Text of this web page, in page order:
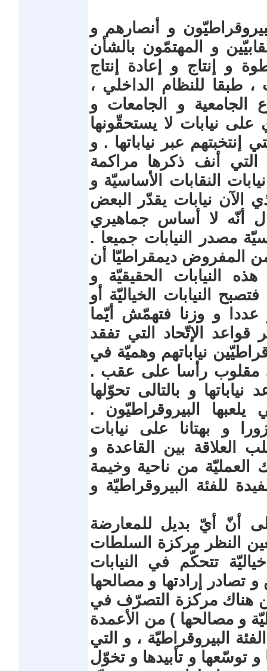
و أنصارهم و
و المهتمّون بالشأن
و إنتاج و إعادة إنتاج
، طبقا للنظام الداخلي ،
الجامعية و الجامعات و
على نيابات لا يستحقّونها
إنتخبتهم عبر نياباتها . و
التي أنف ذكرها مراكمة
النقابات الأساسيّة و
الآن نيابات يقدّر البعض
أنّه لا أساس جماهيري
مصدر النيابات جميعا .
المفروض ديمقراطيّا أن
النيابات الحقيقيّة و
النيابات الخياليّة أو
عددا و وزنا فتهمّش أيّما
قواعد الإتّحاد التي تفقد
نياباتهم وهميّة في
مقلوب رأسا على عقب .
و بالتالى تحوّلها
البيروقراطيّون .
و بهتانا على نيابات
العلاقة بين القاعدة و
من ناحية وخيمة
للفئة البيروقراطيّة و
أنّ أيّ بديل للمعارضة
بعين النظر مركزة السلطات
تتحكّم في النيابات
تصادر إرادتها و مصالحها
هناك مركزة التصرّف في
و مصالحها ) من الأعمدة
البيروقراطيّة ، و التي
توسّعها و تأبيدها و تخوّل